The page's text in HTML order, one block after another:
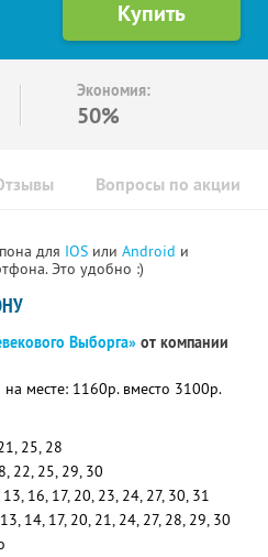
Экономия:
50%
Вопросы по акции
для IOS или Android и
Это удобно :)
Выборга» от компании
месте: 1160р. вместо 3100р.
25, 28
22, 25, 29, 30
16, 17, 20, 23, 24, 27, 30, 31
14, 17, 20, 21, 24, 27, 28, 29, 30